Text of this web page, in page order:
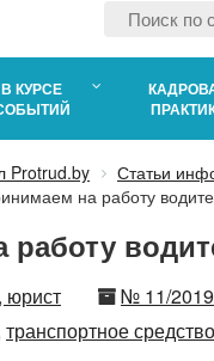
В КУРСЕ
Protrud.by Статьи
на работу
юрист Номер
№ 11/2019
транспортное